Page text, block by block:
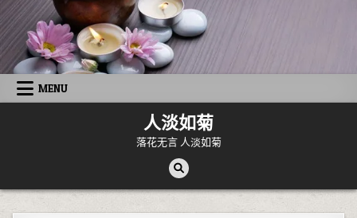
Skip to content
MENU
人淡如菊
落花无言 人淡如菊